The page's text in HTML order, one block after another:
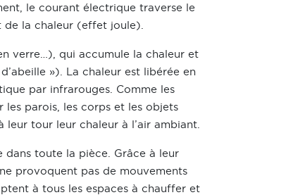
le courant électrique traverse le
de la chaleur (effet joule).
verre…), qui accumule la chaleur et
»). La chaleur est libérée en
par infrarouges. Comme les
parois, les corps et les objets
tour leur chaleur à l’air ambiant.
dans toute la pièce. Grâce à leur
provoquent pas de mouvements
à tous les espaces à chauffer et